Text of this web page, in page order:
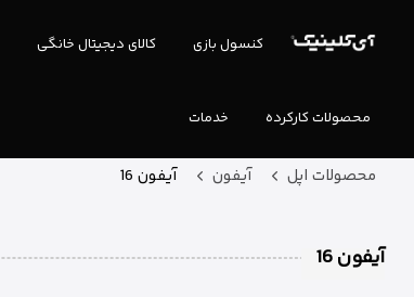
کنسول بازی کالای دیجیتال خانگی
محصولات کارکرده خدمات
محصولات اپل آیفون آیفون 16
آیفون 16